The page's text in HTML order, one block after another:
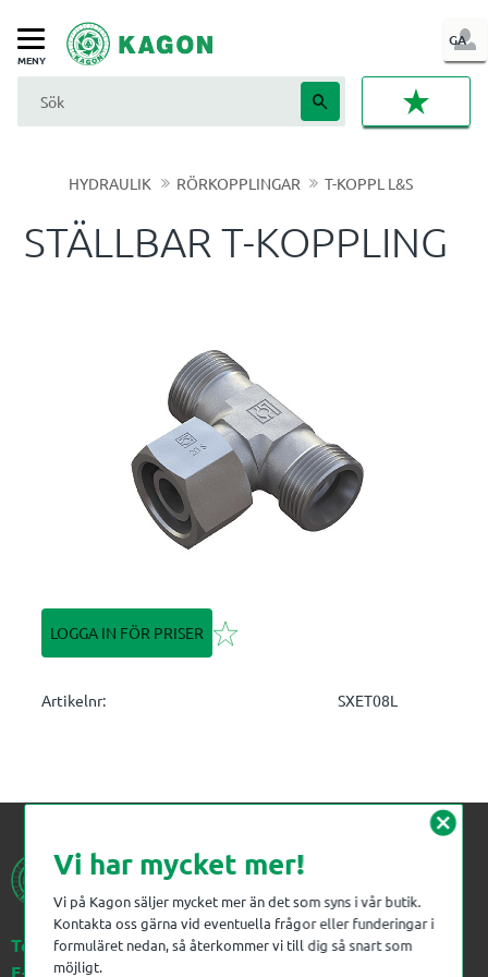
Meny
GA
IN
HYDRAULIK RÖRKOPPLINGAR T-KOPPL L&S
STÄLLBAR T-KOPPLING
LOGGA IN FÖR PRISER Lägg till i favoriter
Artikelnr SXET08L
Telefon:023-383 18 00
kagon@kagon.se
cancel
Vi har mycket mer!
Vi på Kagon säljer mycket mer än det som syns i vår butik.
Kontakta oss gärna vid eventuella frågor eller funderingar i
formuläret nedan, så återkommer vi till dig så snart som
möjligt.